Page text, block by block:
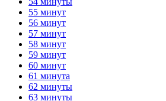
55 минут
56 минут
57 минут
58 минут
59 минут
60 минут
61 минута
62 минуты
63 минуты